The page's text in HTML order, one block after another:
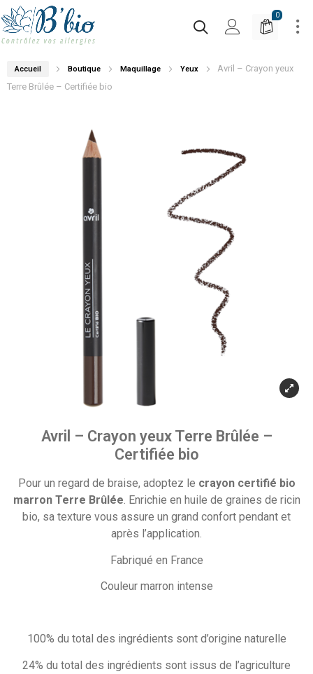
0
Accueil Boutique Maquillage Yeux
Avril – Crayon yeux
Terre Brûlée – Certifiée bio
Avril – Crayon yeux Terre Brûlée –
Certifiée bio
Pour un regard de braise, adoptez le crayon certifié bio
marron Terre Brûlée. Enrichie en huile de graines de ricin
bio, sa texture vous assure un grand confort pendant et
après l’application.
Fabriqué en France
Couleur marron intense
100% du total des ingrédients sont d’origine naturelle
24% du total des ingrédients sont issus de l’agriculture